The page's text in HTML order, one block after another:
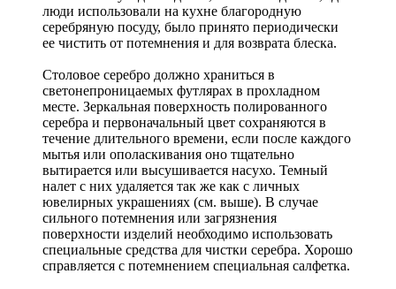
люди использовали на кухне благородную
серебряную посуду, было принято периодически
ее чистить от потемнения и для возврата блеска.
Столовое серебро должно храниться в
светонепроницаемых футлярах в прохладном
месте. Зеркальная поверхность полированного
серебра и первоначальный цвет сохраняются в
течение длительного времени, если после каждого
мытья или ополаскивания оно тщательно
вытирается или высушивается насухо. Темный
налет с них удаляется так же как с личных
ювелирных украшениях (см. выше). В случае
сильного потемнения или загрязнения
поверхности изделий необходимо использовать
специальные средства для чистки серебра. Хорошо
справляется с потемнением специальная салфетка.